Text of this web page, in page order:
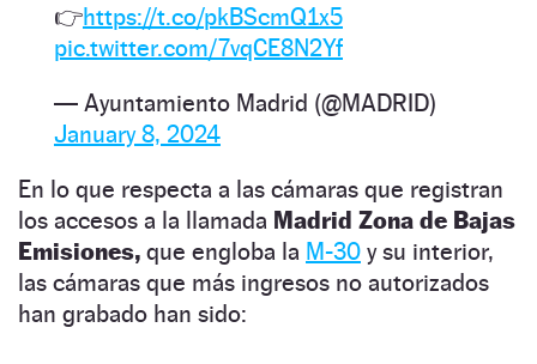
👉https://t.co/pkBScmQ1x5
pic.twitter.com/7vqCE8N2Yf
— Ayuntamiento Madrid (@MADRID)
January 8, 2024
En lo que respecta a las cámaras que registran
los accesos a la llamada Madrid Zona de Bajas
Emisiones, que engloba la M-30 y su interior,
las cámaras que más ingresos no autorizados
han grabado han sido: